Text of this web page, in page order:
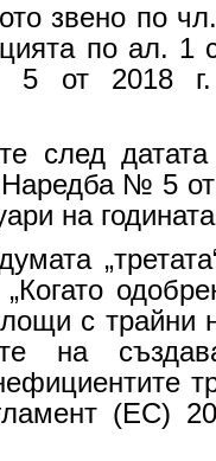
звено по
по ал. 1
от 2018 г.
след
№ 5
на
„Когато
с трайни
на
(ЕС)